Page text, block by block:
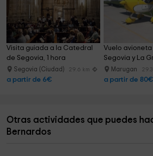
Visita guiada a la Catedral
de Segovia, 1 hora
Segovia (Ciudad) 29.6 km
a partir de 6€
Vuelo
Segovia y La
Marugan
a partir de 80€
Otras actividades que puedes
Bernardos